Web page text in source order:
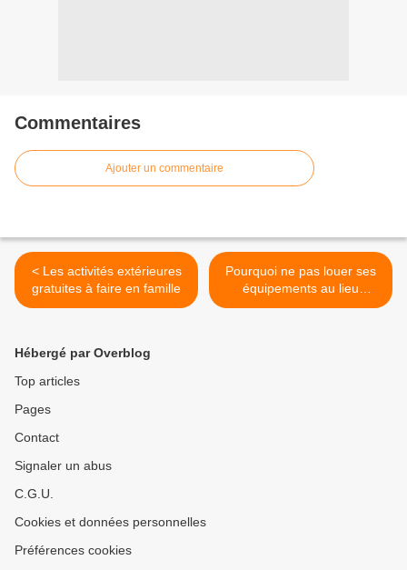
Commentaires
Ajouter un commentaire
< Les activités extérieures
gratuites à faire en famille
Pourquoi ne pas louer ses
équipements au lieu
d'acheter ? >
Hébergé par Overblog
Top articles
Pages
Contact
Signaler un abus
C.G.U.
Cookies et données personnelles
Préférences cookies